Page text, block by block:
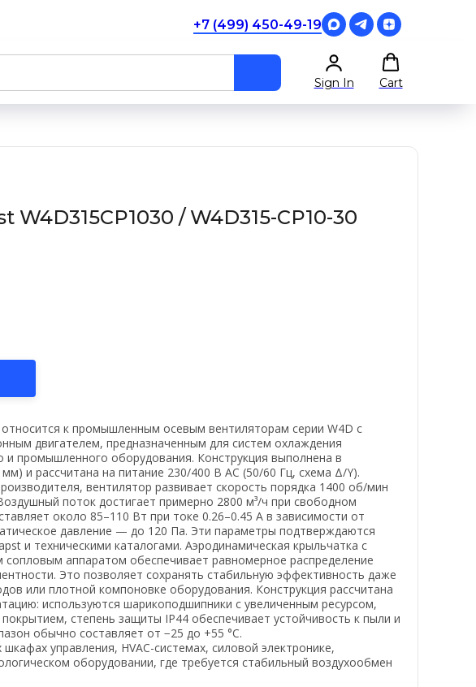
+7 (499) 450-49-19
Sign In Cart
W4D315CP1030 / W4D315-CP10-30
к промышленным осевым вентиляторам серии W4D с
двигателем, предназначенным для систем охлаждения
и промышленного оборудования. Конструкция выполнена в
и рассчитана на питание 230/400 В AC (50/60 Гц, схема Δ/Y).
вентилятор развивает скорость порядка 1400 об/мин
поток достигает примерно 2800 м³/ч при свободном
около 85–110 Вт при токе 0.26–0.45 А в зависимости от
давление — до 120 Па. Эти параметры подтверждаются
и техническими каталогами. Аэродинамическая крыльчатка с
аппаратом обеспечивает равномерное распределение
Это позволяет сохранять стабильную эффективность даже
или плотной компоновке оборудования. Конструкция рассчитана
используются шарикоподшипники с увеличенным ресурсом,
степень защиты IP44 обеспечивает устойчивость к пыли и
обычно составляет от −25 до +55 °C.
управления, HVAC-системах, силовой электронике,
оборудовании, где требуется стабильный воздухообмен